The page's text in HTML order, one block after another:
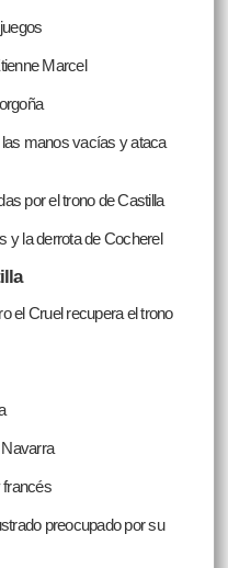
Marcel
manos vacías y ataca
por el trono de Castilla
y la derrota de Cocherel
el Cruel recupera el trono
francés
preocupado por su